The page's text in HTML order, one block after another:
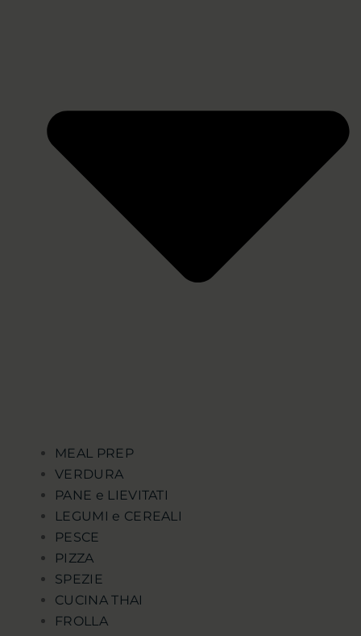
MEAL PREP
VERDURA
PANE e LIEVITATI
LEGUMI e CEREALI
PESCE
PIZZA
SPEZIE
CUCINA THAI
FROLLA